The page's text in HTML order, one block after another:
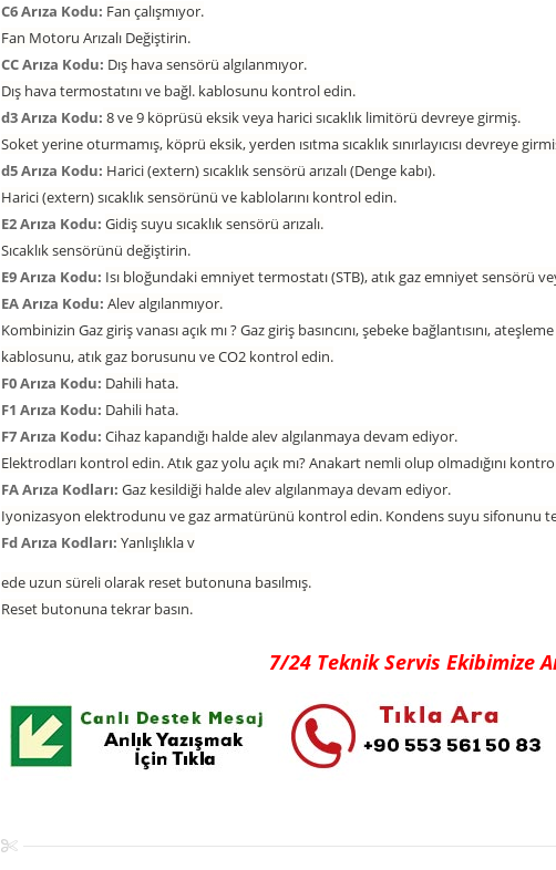
C6 Arıza Kodu: Fan çalışmıyor.
Fan Motoru Arızalı Değiştirin.
CC Arıza Kodu: Dış hava sensörü algılanmıyor.
Dış hava termostatını ve bağl. kablosunu kontrol edin.
d3 Arıza Kodu: 8 ve 9 köprüsü eksik veya harici sıcaklık limitörü devreye girmiş.
Soket yerine oturmamış, köprü eksik, yerden ısıtma sıcaklık sınırlayıcısı devreye
d5 Arıza Kodu: Harici (extern) sıcaklık sensörü arızalı (Denge kabı).
Harici (extern) sıcaklık sensörünü ve kablolarını kontrol edin.
E2 Arıza Kodu: Gidiş suyu sıcaklık sensörü arızalı.
Sıcaklık sensörünü değiştirin.
E9 Arıza Kodu: Isı bloğundaki emniyet termostatı (STB), atık gaz emniyet sensörü
EA Arıza Kodu: Alev algılanmıyor.
Kombinizin Gaz giriş vanası açık mı ? Gaz giriş basıncını, şebeke bağlantısını,
kablosunu, atık gaz borusunu ve CO2 kontrol edin.
F0 Arıza Kodu: Dahili hata.
F1 Arıza Kodu: Dahili hata.
F7 Arıza Kodu: Cihaz kapandığı halde alev algılanmaya devam ediyor.
Elektrodları kontrol edin. Atık gaz yolu açık mı? Anakart nemli olup olmadığını
FA Arıza Kodları: Gaz kesildiği halde alev algılanmaya devam ediyor.
Iyonizasyon elektrodunu ve gaz armatürünü kontrol edin. Kondens suyu sifonunu
Fd Arıza Kodları: Yanlışlıkla v
ede uzun süreli olarak reset butonuna basılmış.
Reset butonuna tekrar basın.
7/24 Teknik Servis Ekibimize